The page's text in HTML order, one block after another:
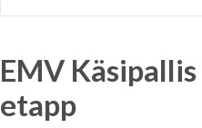
EMV
etapp